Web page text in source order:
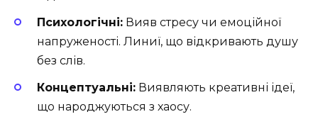
Психологічні: Вияв стресу чи емоційної
напруженості. Линиї, що відкривають душу
без слів.
Концептуальні: Виявляють креативні ідеї,
що народжуються з хаосу.